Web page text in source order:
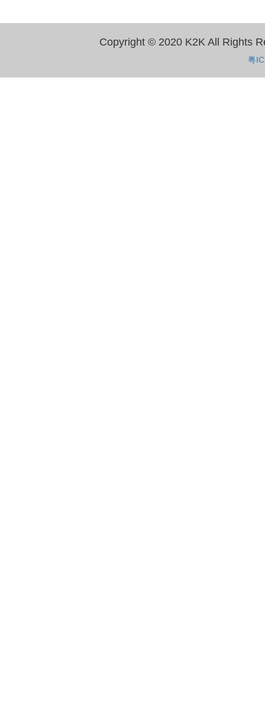
Copyright © 2020 K2K All Rights
粤